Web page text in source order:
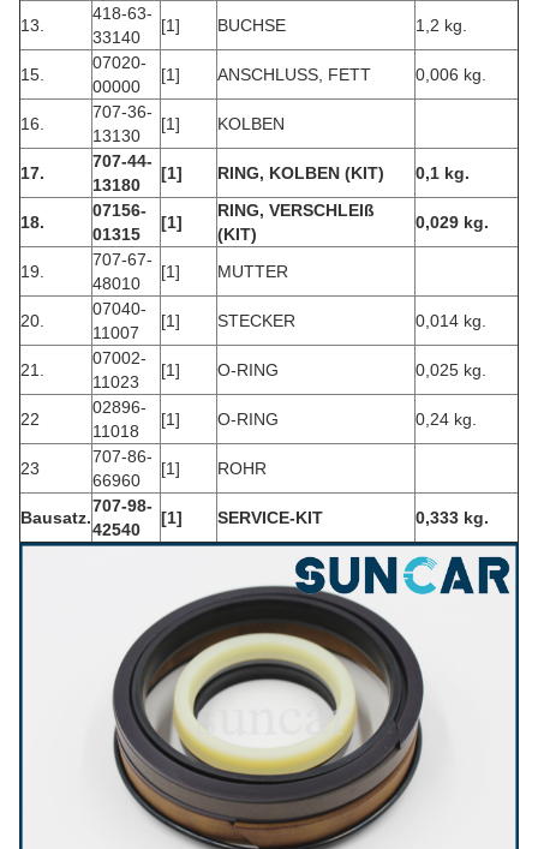
13.
418-63-
33140
[1] BUCHSE 1,2 kg.
15.
07020-
00000
[1] ANSCHLUSS, FETT 0,006 kg.
16.
707-36-
13130
[1] KOLBEN
17.
707-44-
13180
[1] RING, KOLBEN (KIT) 0,1 kg.
18.
07156-
01315
[1]
RING, VERSCHLEIß
(KIT)
0,029 kg.
19.
707-67-
48010
[1] MUTTER
20.
07040-
11007
[1] STECKER 0,014 kg.
21.
07002-
11023
[1] O-RING 0,025 kg.
22
02896-
11018
[1] O-RING 0,24 kg.
23
707-86-
66960
[1] ROHR
Bausatz.
707-98-
42540
[1] SERVICE-KIT 0,333 kg.